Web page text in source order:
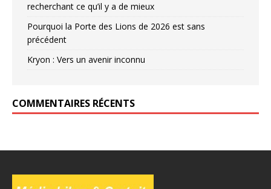
recherchant ce qu’il y a de mieux
Pourquoi la Porte des Lions de 2026 est sans
précédent
Kryon : Vers un avenir inconnu
COMMENTAIRES RÉCENTS